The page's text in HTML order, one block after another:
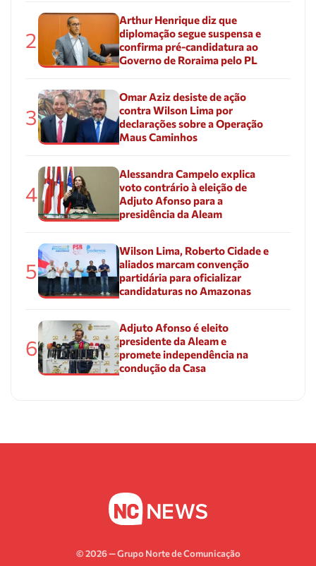
2
Arthur Henrique diz que
diplomação segue suspensa e
confirma pré-candidatura ao
Governo de Roraima pelo PL
3
Omar Aziz desiste de ação
contra Wilson Lima por
declarações sobre a Operação
Maus Caminhos
4
Alessandra Campelo explica
voto contrário à eleição de
Adjuto Afonso para a
presidência da Aleam
5
Wilson Lima, Roberto Cidade e
aliados marcam convenção
partidária para oficializar
candidaturas no Amazonas
6
Adjuto Afonso é eleito
presidente da Aleam e
promete independência na
condução da Casa
© 2026 — Grupo Norte de Comunicação